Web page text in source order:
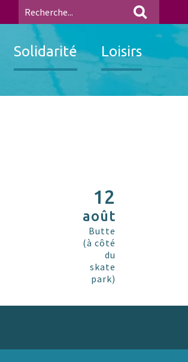
Solidarité Loisirs
12
août
Butte
(à côté
du
skate
park)